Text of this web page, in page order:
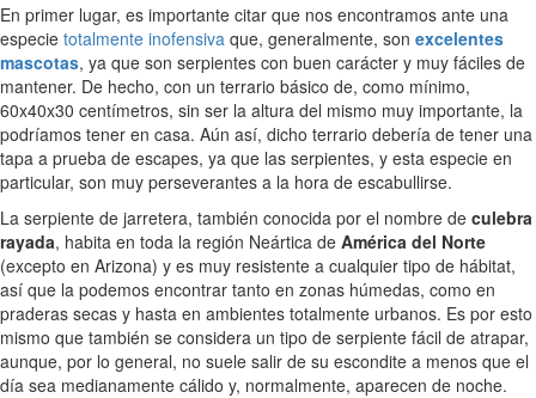
En primer lugar, es importante citar que nos encontramos ante una
especie totalmente inofensiva que, generalmente, son excelentes
mascotas, ya que son serpientes con buen carácter y muy fáciles de
mantener. De hecho, con un terrario básico de, como mínimo,
60x40x30 centímetros, sin ser la altura del mismo muy importante, la
podríamos tener en casa. Aún así, dicho terrario debería de tener una
tapa a prueba de escapes, ya que las serpientes, y esta especie en
particular, son muy perseverantes a la hora de escabullirse.
La serpiente de jarretera, también conocida por el nombre de culebra
rayada, habita en toda la región Neártica de América del Norte
(excepto en Arizona) y es muy resistente a cualquier tipo de hábitat,
así que la podemos encontrar tanto en zonas húmedas, como en
praderas secas y hasta en ambientes totalmente urbanos. Es por esto
mismo que también se considera un tipo de serpiente fácil de atrapar,
aunque, por lo general, no suele salir de su escondite a menos que el
día sea medianamente cálido y, normalmente, aparecen de noche.